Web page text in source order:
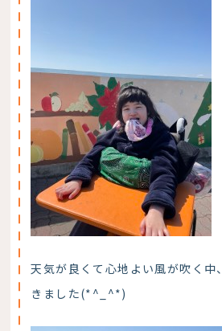
天気が良くて心地よい風が吹く中
きました(*^_^*)